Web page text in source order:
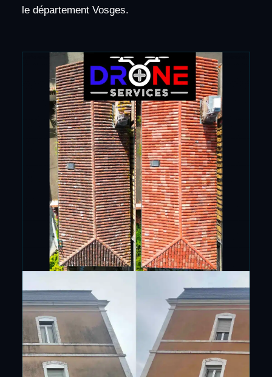
le département Vosges.